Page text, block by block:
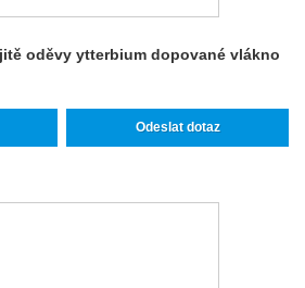
oděvy ytterbium dopované vlákno
Odeslat dotaz